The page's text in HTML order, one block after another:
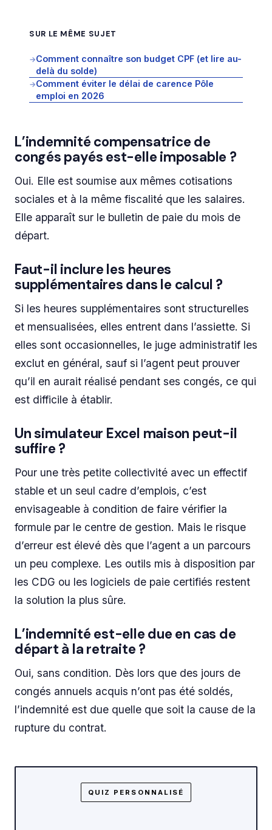
SUR LE MÊME SUJET
→Comment connaître son budget CPF (et lire au-
delà du solde)
→Comment éviter le délai de carence Pôle
emploi en 2026
L’indemnité compensatrice de
congés payés est-elle imposable ?
Oui. Elle est soumise aux mêmes cotisations
sociales et à la même fiscalité que les salaires.
Elle apparaît sur le bulletin de paie du mois de
départ.
Faut-il inclure les heures
supplémentaires dans le calcul ?
Si les heures supplémentaires sont structurelles
et mensualisées, elles entrent dans l’assiette. Si
elles sont occasionnelles, le juge administratif les
exclut en général, sauf si l’agent peut prouver
qu’il en aurait réalisé pendant ses congés, ce qui
est difficile à établir.
Un simulateur Excel maison peut-il
suffire ?
Pour une très petite collectivité avec un effectif
stable et un seul cadre d’emplois, c’est
envisageable à condition de faire vérifier la
formule par le centre de gestion. Mais le risque
d’erreur est élevé dès que l’agent a un parcours
un peu complexe. Les outils mis à disposition par
les CDG ou les logiciels de paie certifiés restent
la solution la plus sûre.
L’indemnité est-elle due en cas de
départ à la retraite ?
Oui, sans condition. Dès lors que des jours de
congés annuels acquis n’ont pas été soldés,
l’indemnité est due quelle que soit la cause de la
rupture du contrat.
QUIZ PERSONNALISÉ